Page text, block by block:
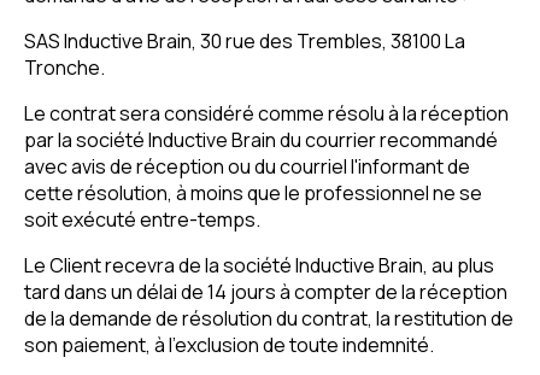
SAS Inductive Brain, 30 rue des Trembles, 38100 La
Tronche.
Le contrat sera considéré comme résolu à la réception
par la société Inductive Brain du courrier recommandé
avec avis de réception ou du courriel l'informant de
cette résolution, à moins que le professionnel ne se
soit exécuté entre-temps.
Le Client recevra de la société Inductive Brain, au plus
tard dans un délai de 14 jours à compter de la réception
de la demande de résolution du contrat, la restitution de
son paiement, à l’exclusion de toute indemnité.